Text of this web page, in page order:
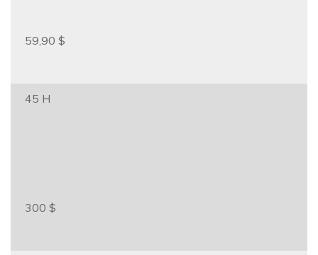
59,90 $
45 H
300 $